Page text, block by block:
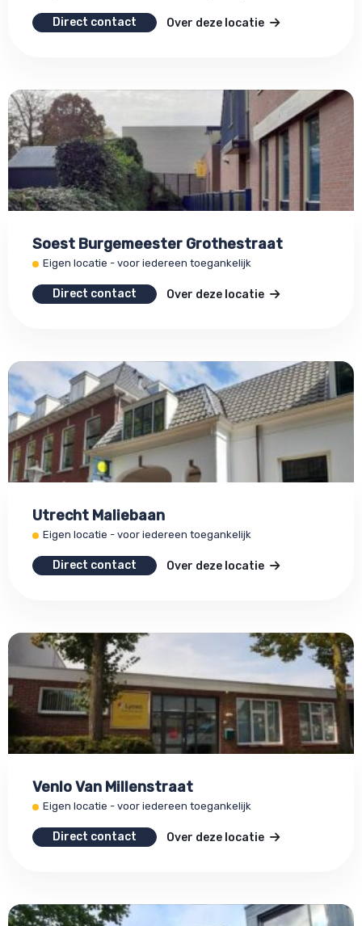
Direct contact Over deze locatie
Soest Burgemeester Grothestraat
Eigen locatie - voor iedereen toegankelijk
Direct contact Over deze locatie
Utrecht Maliebaan
Eigen locatie - voor iedereen toegankelijk
Direct contact Over deze locatie
Venlo Van Millenstraat
Eigen locatie - voor iedereen toegankelijk
Direct contact Over deze locatie